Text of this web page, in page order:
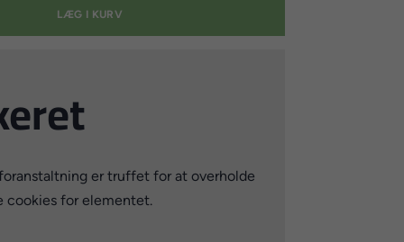
LÆG I KURV
er truffet for at overholde
cookies for elementet.